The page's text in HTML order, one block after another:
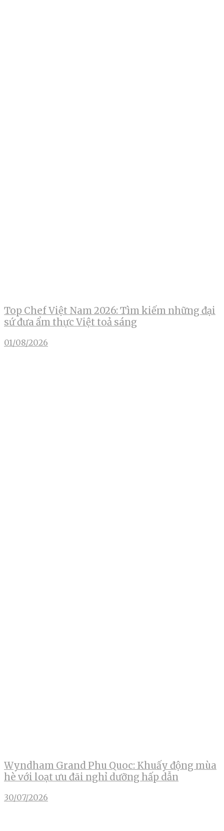
Top Chef Việt Nam 2026: Tìm kiếm những đại
sứ đưa ẩm thực Việt toả sáng
01/08/2026
Wyndham Grand Phu Quoc: Khuấy động mùa
hè với loạt ưu đãi nghỉ dưỡng hấp dẫn
30/07/2026